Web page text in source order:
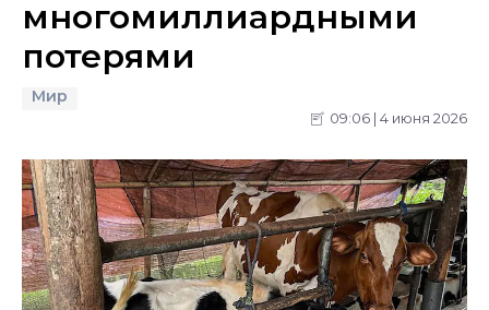
многомиллиардными
потерями
Мир
09:06 | 4 июня 2026